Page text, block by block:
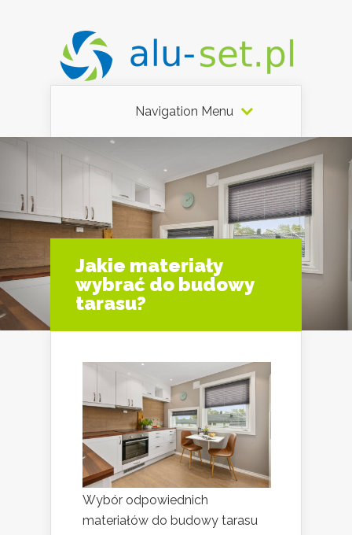
Navigation Menu
Jakie materiały
wybrać do budowy
tarasu?
Wybór odpowiednich
materiałów do budowy tarasu